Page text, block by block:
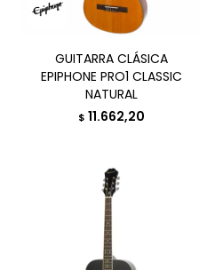
GUITARRA CLÁSICA
EPIPHONE PRO1 CLASSIC
NATURAL
$ 11.662,20